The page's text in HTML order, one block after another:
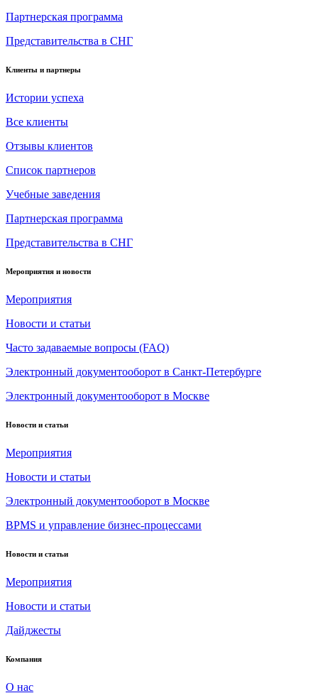
Партнерская программа
Представительства в СНГ
Клиенты и партнеры
Истории успеха
Все клиенты
Отзывы клиентов
Список партнеров
Учебные заведения
Партнерская программа
Представительства в СНГ
Мероприятия и новости
Мероприятия
Новости и статьи
Часто задаваемые вопросы (FAQ)
Электронный документооборот в Санкт-Петербурге
Электронный документооборот в Москве
Новости и статьи
Мероприятия
Новости и статьи
Электронный документооборот в Москве
BPMS и управление бизнес-процессами
Новости и статьи
Мероприятия
Новости и статьи
Дайджесты
Компания
О нас